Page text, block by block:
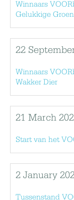
Winnaars
Gelukkige
22
Winnaars
Wakker Dier
21 March
Start van het
2 January
Tussenstand